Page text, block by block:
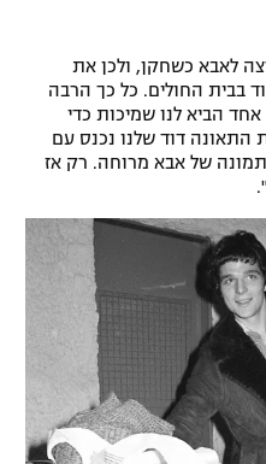
לאבא כשחקן, ולכן את
בבית החולים. כל כך הרבה
הביא לנו שמיכות כדי
התאונה דוד שלנו נכנס עם
של אבא מרוחה. רק אז